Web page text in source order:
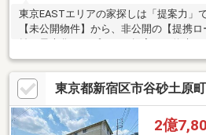
東京EASTエリアの家探しは「提案力」
【未公開物件】から、非公開の【提携ロ
東京都新宿区市谷砂土原
2億